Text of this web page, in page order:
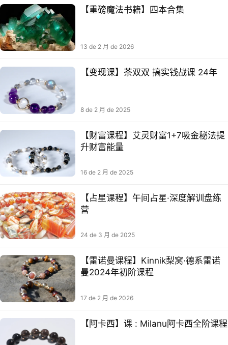
【重磅魔法书籍】四本合集
13 de 2 月 de 2026
【变现课】茶双双 搞实钱‬战课 24年
8 de 2 月 de 2025
【财富课程】艾灵财富1+7吸金秘法提
升财富能量
16 de 2 月 de 2025
【占星课程】午间占星·深度解训盘‬练
营
24 de 3 月 de 2025
【雷诺曼课程】Kinnik梨窝·德系雷诺
曼2024年初阶课程
17 de 2 月 de 2026
【阿卡西】课 : Milanu阿卡西‮阶⁠全‬‎课程